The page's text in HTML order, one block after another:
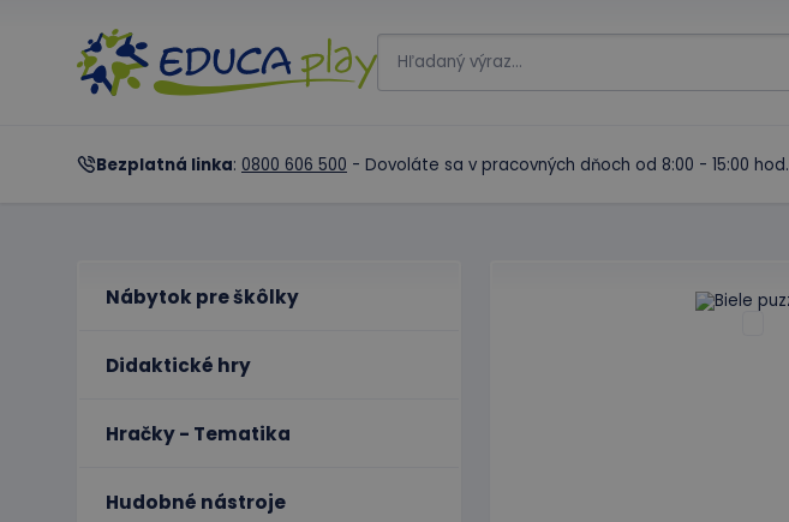
Bezplatná linka: 0800 606 500 - Dovoláte sa v pracovných dňoch od 8:00 - 15:00 hod.
Nábytok pre škôlky
Didaktické hry
Hračky - Tematika
Hudobné nástroje